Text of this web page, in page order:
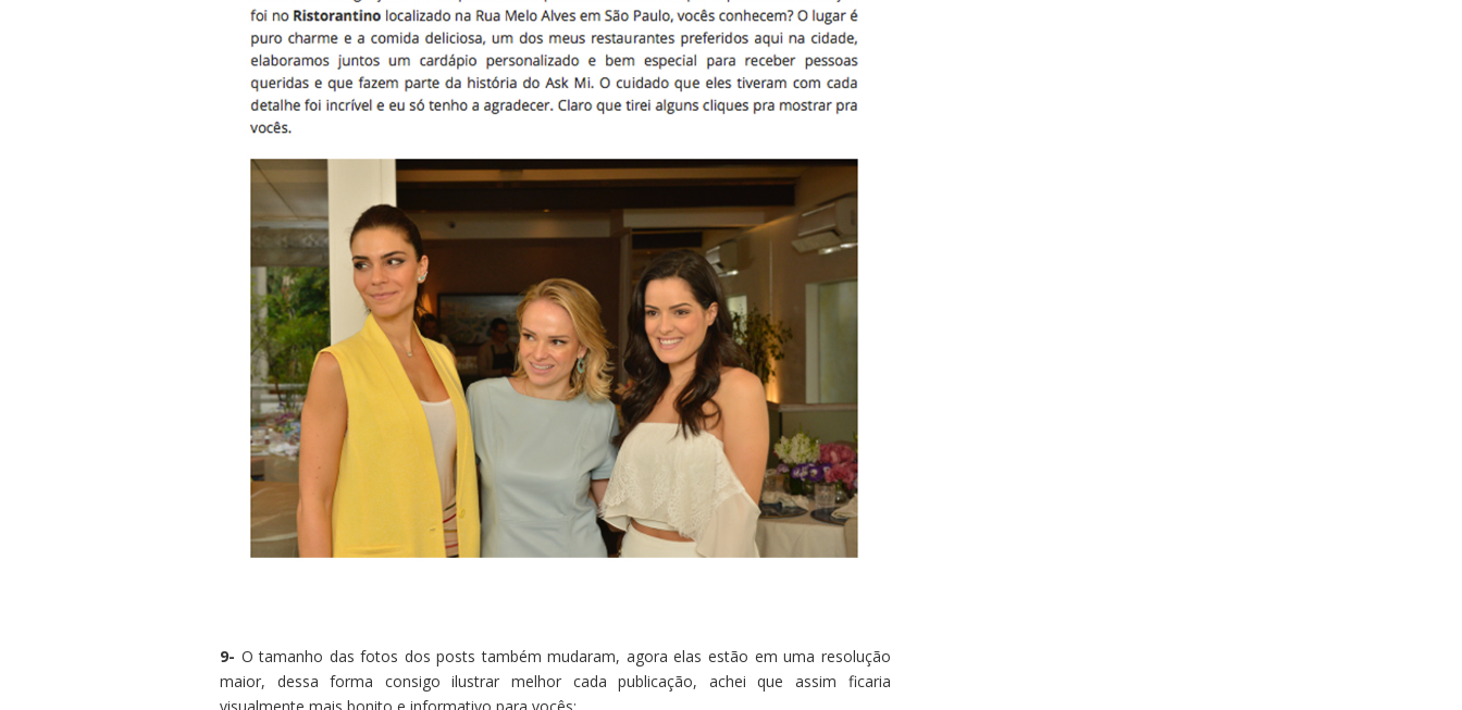
9- O tamanho das fotos dos posts também mudaram, agora elas estão em uma resolução
maior, dessa forma consigo ilustrar melhor cada publicação, achei que assim ficaria